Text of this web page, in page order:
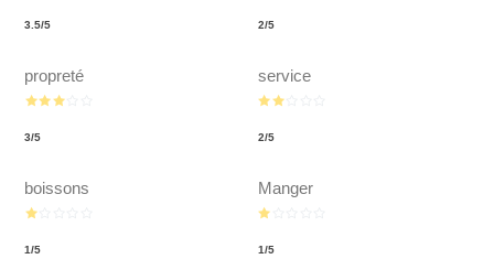
3.5/5 2/5
propreté
3/5
service
2/5
boissons
1/5
Manger
1/5